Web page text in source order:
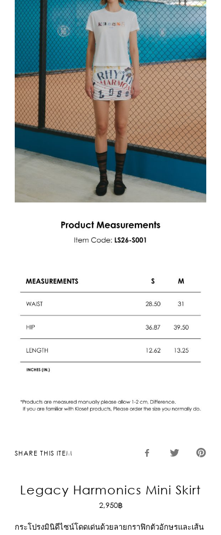
Legacy Harmonics Mini Skirt
2,950฿
กระโปรงมินิดีไซน์โดดเด่นด้วยลายกราฟิกตัวอักษรและเส้น
SHARE THIS ITEM